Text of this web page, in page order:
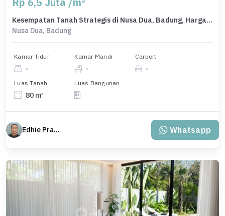
Kesempatan Tanah Strategis di Nusa Dua, Badung, Harga 520 Juta
Nusa Dua, Badung
Kamar Tidur
-
Kamar Mandi
-
Carport
-
Luas Tanah
80 m²
Luas Bangunan
Edhie Prabowo Whatsapp